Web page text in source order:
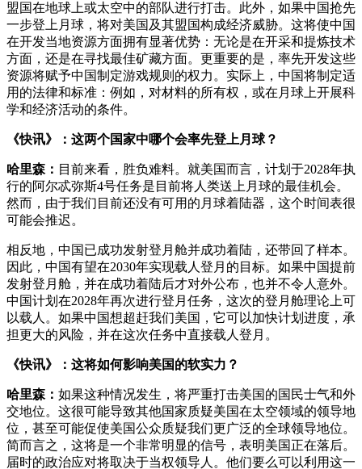
盟国在地球上或太空中的部队进行打击。此外，如果中国抢先
一步登上月球，将对美国及其盟国构成经济威胁。这将使中国
在开发当地资源方面拥有显著优势：无论是在开采和提炼技术
方面，还是在寻找最佳矿藏方面。更重要的是，率先开发这些
资源将赋予中国制定游戏规则的权力。实际上，中国将制定适
用的法律和标准：例如，对材料的所有权，或在月球上开展科
学和经济活动的条件。
《快讯》：这两个国家中哪个会率先登上月球？
哈里森： 目前来看，胜负难料。就美国而言，计划于2028年执
行的阿尔忒弥斯4号任务是目前将人类送上月球的最佳机会。
然而，由于我们目前还没有可用的月球着陆器，这个时间表很
可能会推迟。
相反地，中国已成功发射登月舱并成功着陆，还带回了样本。
因此，中国有望在2030年实现载人登月的目标。如果中国提前
发射登月舱，并在成功着陆后才对外公布，也并不令人意外。
中国计划在2028年再次进行登月任务，这次的登月舱理论上可
以载人。如果中国想超赶我们美国，它可以加快计划进度，承
担更大的风险，并在这次任务中直接载人登月。
《快讯》：这将如何影响美国的软实力？
哈里森： 如果这种情况发生，将严重打击美国的国民士气和外
交地位。这很可能导致其他国家质疑美国在太空领域的领导地
位，甚至可能促使美国公众质疑我们更广泛的全球领导地位。
简而言之，这将是一个非常明显的信号，表明美国正在落后。
届时的政治应对将取决于当权领导人。他们要么可以利用这一